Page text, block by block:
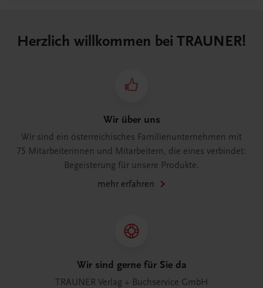
Herzlich willkommen bei TRAUNER!
Wir über uns
Wir sind ein österreichisches Familienunternehmen mit
75 Mitarbeiterinnen und Mitarbeitern, die eines verbindet:
Begeisterung für unsere Produkte.
mehr erfahren
Wir sind gerne für Sie da
TRAUNER Verlag + Buchservice GmbH